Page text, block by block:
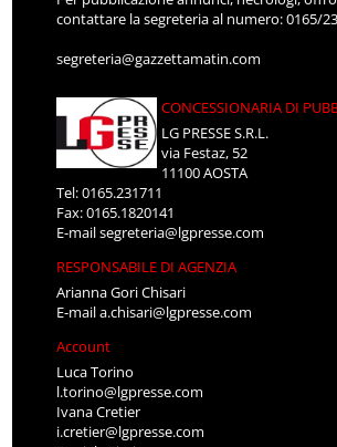
contattare la segreteria al numero: 0165/
segreteria@gazzettamatin.com
CONCESSIONARIA DI
LG PRESSE S.R.L.
via Festaz, 52
11100 AOSTA
Tel: 0165.231711
Fax: 0165.1820141
E-mailsegreteria@lgpresse.com
RESPONSABILE DI AGENZIA
Arianna Gori Chisari
E-maila.chisari@lgpresse.com
Account
Luca Torino
l.torino@lgpresse.com
Ivana Cretier
i.cretier@lgpresse.com